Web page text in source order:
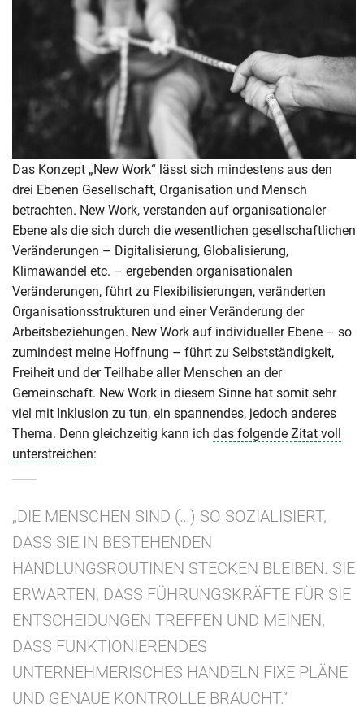
Das Konzept „New Work“ lässt sich mindestens aus den
drei Ebenen Gesellschaft, Organisation und Mensch
betrachten. New Work, verstanden auf organisationaler
Ebene als die sich durch die wesentlichen gesellschaftlichen
Veränderungen – Digitalisierung, Globalisierung,
Klimawandel etc. – ergebenden organisationalen
Veränderungen, führt zu Flexibilisierungen, veränderten
Organisationsstrukturen und einer Veränderung der
Arbeitsbeziehungen. New Work auf individueller Ebene – so
zumindest meine Hoffnung – führt zu Selbstständigkeit,
Freiheit und der Teilhabe aller Menschen an der
Gemeinschaft. New Work in diesem Sinne hat somit sehr
viel mit Inklusion zu tun, ein spannendes, jedoch anderes
Thema. Denn gleichzeitig kann ich das folgende Zitat voll
unterstreichen:
„DIE MENSCHEN SIND (…) SO SOZIALISIERT,
DASS SIE IN BESTEHENDEN
HANDLUNGSROUTINEN STECKEN BLEIBEN. SIE
ERWARTEN, DASS FÜHRUNGSKRÄFTE FÜR SIE
ENTSCHEIDUNGEN TREFFEN UND MEINEN,
DASS FUNKTIONIERENDES
UNTERNEHMERISCHES HANDELN FIXE PLÄNE
UND GENAUE KONTROLLE BRAUCHT.“